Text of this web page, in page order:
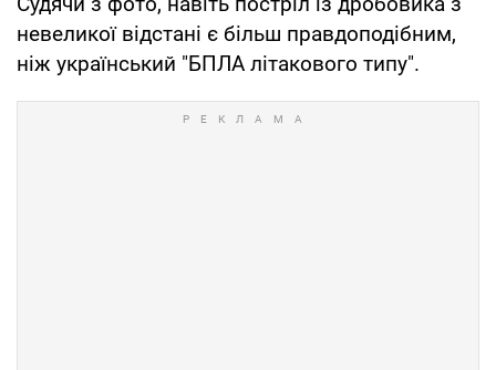
невеликої відстані є більш правдоподібним,
ніж український "БПЛА літакового типу".